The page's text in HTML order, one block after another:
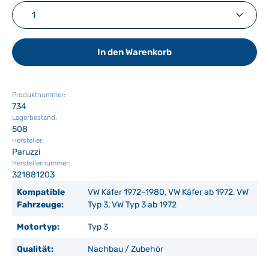
Produkt Anzahl: Gib den gewünschten Wert ein
In den Warenkorb
Produktnummer:
734
Lagerbestand:
508
Hersteller:
Paruzzi
Herstellernummer:
321881203
Kompatible
Fahrzeuge:
VW Käfer 1972–1980, VW Käfer ab 1972, VW
Typ 3, VW Typ 3 ab 1972
Motortyp: Typ 3
Qualität: Nachbau / Zubehör